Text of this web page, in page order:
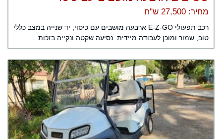
מחיר: 27,500 ש"ח
רכב תפעולי E-Z-GO ארבעה מושבים עם כיסוי, יד שנייה במצב כללי
טוב, שמור ומוכן לעבודה מיידית. נסיעה שקטה ונקייה בזכות ...